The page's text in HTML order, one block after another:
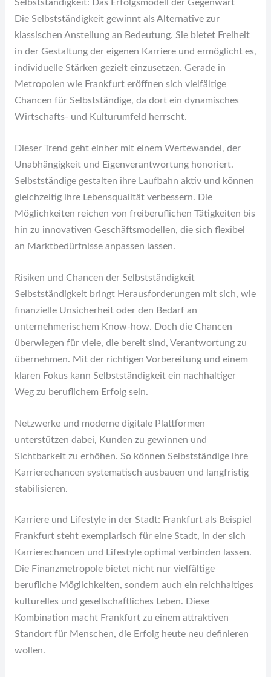
Selbstständigkeit: Das Erfolgsmodell der Gegenwart
Die Selbstständigkeit gewinnt als Alternative zur
klassischen Anstellung an Bedeutung. Sie bietet Freiheit
in der Gestaltung der eigenen Karriere und ermöglicht es,
individuelle Stärken gezielt einzusetzen. Gerade in
Metropolen wie Frankfurt eröffnen sich vielfältige
Chancen für Selbstständige, da dort ein dynamisches
Wirtschafts- und Kulturumfeld herrscht.
Dieser Trend geht einher mit einem Wertewandel, der
Unabhängigkeit und Eigenverantwortung honoriert.
Selbstständige gestalten ihre Laufbahn aktiv und können
gleichzeitig ihre Lebensqualität verbessern. Die
Möglichkeiten reichen von freiberuflichen Tätigkeiten bis
hin zu innovativen Geschäftsmodellen, die sich flexibel
an Marktbedürfnisse anpassen lassen.
Risiken und Chancen der Selbstständigkeit
Selbstständigkeit bringt Herausforderungen mit sich, wie
finanzielle Unsicherheit oder den Bedarf an
unternehmerischem Know-how. Doch die Chancen
überwiegen für viele, die bereit sind, Verantwortung zu
übernehmen. Mit der richtigen Vorbereitung und einem
klaren Fokus kann Selbstständigkeit ein nachhaltiger
Weg zu beruflichem Erfolg sein.
Netzwerke und moderne digitale Plattformen
unterstützen dabei, Kunden zu gewinnen und
Sichtbarkeit zu erhöhen. So können Selbstständige ihre
Karrierechancen systematisch ausbauen und langfristig
stabilisieren.
Karriere und Lifestyle in der Stadt: Frankfurt als Beispiel
Frankfurt steht exemplarisch für eine Stadt, in der sich
Karrierechancen und Lifestyle optimal verbinden lassen.
Die Finanzmetropole bietet nicht nur vielfältige
berufliche Möglichkeiten, sondern auch ein reichhaltiges
kulturelles und gesellschaftliches Leben. Diese
Kombination macht Frankfurt zu einem attraktiven
Standort für Menschen, die Erfolg heute neu definieren
wollen.